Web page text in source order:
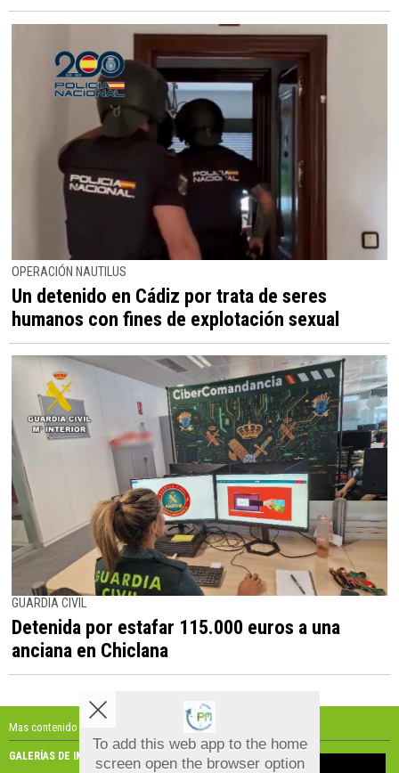
OPERACIÓN NAUTILUS
Un detenido en Cádiz por trata de seres
humanos con fines de explotación sexual
GUARDIA CIVIL
Detenida por estafar 115.000 euros a una
anciana en Chiclana
Mas contenido de El Puerto al minuto:
GALERÍAS DE IMÁGENES
GALERÍAS DE VÍDEOS
To add this web app to the home
screen open the browser option